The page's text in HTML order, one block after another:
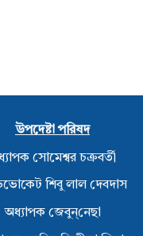
উপদেষ্টা পরিষদ
সোমেশ্বর চক্রবর্তী
শিবু লাল দেবদাস
অধ্যাপক জেবুন্‌নেছা